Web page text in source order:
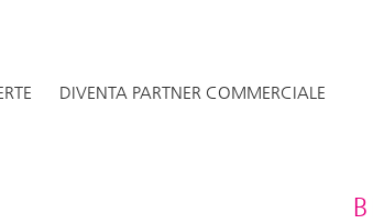
DIVENTA PARTNER COMMERCIALE